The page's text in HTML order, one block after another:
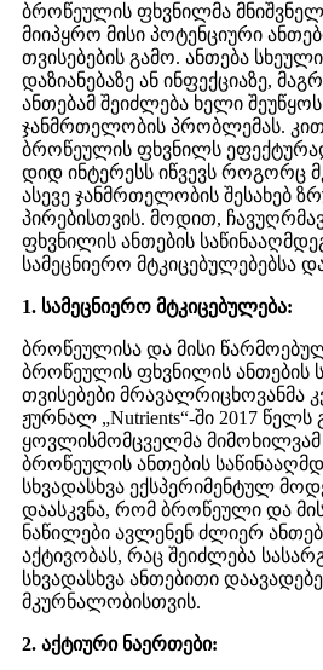
ბროწეულის ფხვნილმა
მიიპყრო მისი პოტენციური
თვისებების გამო. ანთება
დაზიანებაზე ან ინფექციაზე,
ანთებამ შეიძლება ხელი შეუწყოს
ჯანმრთელობის პრობლემას.
ბროწეულის ფხვნილს
დიდ ინტერესს იწვევს როგორც
ასევე ჯანმრთელობის შესახებ
პირებისთვის. მოდით,
ფხვნილის ანთების
სამეცნიერო მტკიცებულებებსა და
1. სამეცნიერო მტკიცებულება:
ბროწეულისა და მისი
ბროწეულის ფხვნილის ანთების
თვისებები მრავალრიცხოვანმა
ჟურნალ „Nutrients“-ში 2017 წელს
ყოვლისმომცველმა მიმოხილვამ
ბროწეულის ანთების
სხვადასხვა ექსპერიმენტულ
დაასკვნა, რომ ბროწეული და
ნაწილები ავლენენ ძლიერ
აქტივობას, რაც შეიძლება
სხვადასხვა ანთებითი
მკურნალობისთვის.
2. აქტიური ნაერთები: